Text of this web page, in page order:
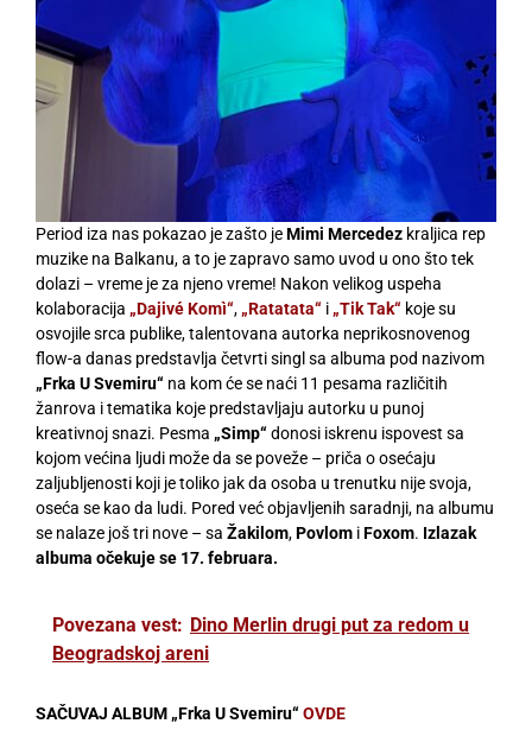
Period iza nas pokazao je zašto jeMimi Mercedez kraljica rep
muzike na Balkanu, a to je zapravo samo uvod u ono što tek
dolazi – vreme je za njeno vreme! Nakon velikog uspeha
kolaboracija „Dajivé Komì“, „Ratatata“ i „Tik Tak“ koje su
osvojile srca publike, talentovana autorka neprikosnovenog
flow-a danas predstavlja četvrti singl sa albuma pod nazivom
„Frka U Svemiru“ na kom će se naći 11 pesama različitih
žanrova i tematika koje predstavljaju autorku u punoj
kreativnoj snazi. Pesma „Simp“ donosi iskrenu ispovest sa
kojom većina ljudi može da se poveže – priča o osećaju
zaljubljenosti koji je toliko jak da osoba u trenutku nije svoja,
oseća se kao da ludi. Pored već objavljenih saradnji, na albumu
se nalaze još tri nove – sa Žakilom,Povlom iFoxom. Izlazak
albuma očekuje se 17. februara.
Povezana vest: Dino Merlin drugi put za redom u
Beogradskoj areni
SAČUVAJ ALBUM „Frka U Svemiru“ OVDE